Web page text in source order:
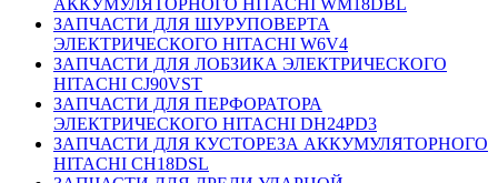
ЗАПЧАСТИ ДЛЯ ШУРУПОВЕРТА
ЭЛЕКТРИЧЕСКОГО HITACHI W6V4
ЗАПЧАСТИ ДЛЯ ЛОБЗИКА ЭЛЕКТРИЧЕСКОГО
HITACHI CJ90VST
ЗАПЧАСТИ ДЛЯ ПЕРФОРАТОРА
ЭЛЕКТРИЧЕСКОГО HITACHI DH24PD3
ЗАПЧАСТИ ДЛЯ КУСТОРЕЗА АККУМУЛЯТОРНОГО
HITACHI CH18DSL